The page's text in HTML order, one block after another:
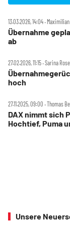
13.03.2026, 14:04 ‧ Maximilian
Übernahme
ab
27.02.2026, 11:15 ‧ Sarina
hoch
27.11.2025, 09:00 ‧ Thomas
DAX nimmt sich
Hochtief, Puma
Unsere